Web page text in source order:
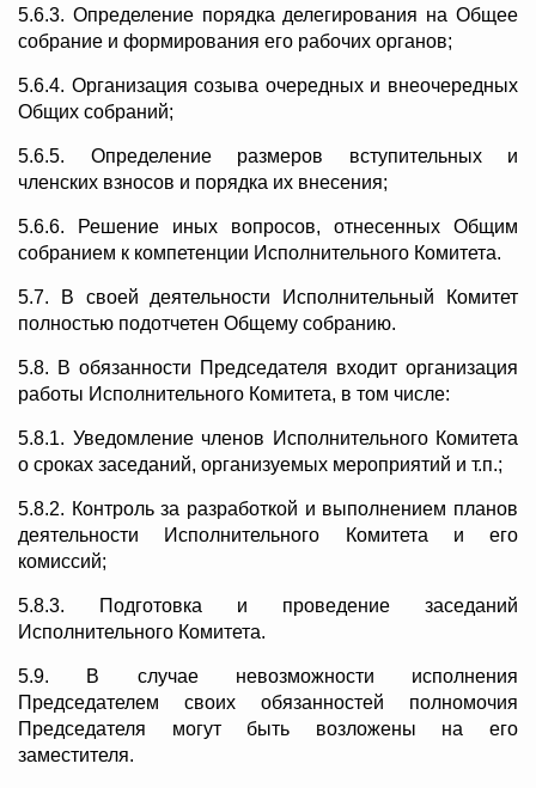
5.6.3. Определение порядка делегирования на Общее
собрание и формирования его рабочих органов;
5.6.4. Организация созыва очередных и внеочередных
Общих собраний;
5.6.5. Определение размеров вступительных и
членских взносов и порядка их внесения;
5.6.6. Решение иных вопросов, отнесенных Общим
собранием к компетенции Исполнительного Комитета.
5.7. В своей деятельности Исполнительный Комитет
полностью подотчетен Общему собранию.
5.8. В обязанности Председателя входит организация
работы Исполнительного Комитета, в том числе:
5.8.1. Уведомление членов Исполнительного Комитета
о сроках заседаний, организуемых мероприятий и т.п.;
5.8.2. Контроль за разработкой и выполнением планов
деятельности Исполнительного Комитета и его
комиссий;
5.8.3. Подготовка и проведение заседаний
Исполнительного Комитета.
5.9. В случае невозможности исполнения
Председателем своих обязанностей полномочия
Председателя могут быть возложены на его
заместителя.